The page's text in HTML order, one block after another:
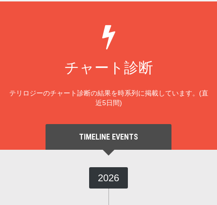
チャート診断
テリロジーのチャート診断の結果を時系列に掲載しています。(直
近5日間)
TIMELINE EVENTS
2026